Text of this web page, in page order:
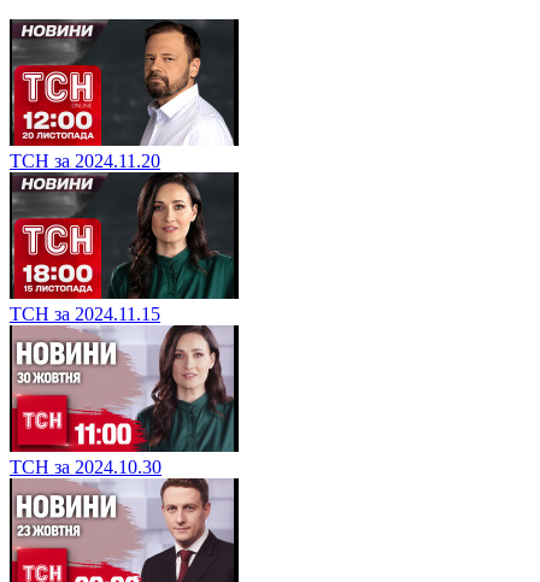
ТСН за 2024.11.20
ТСН за 2024.11.15
ТСН за 2024.10.30